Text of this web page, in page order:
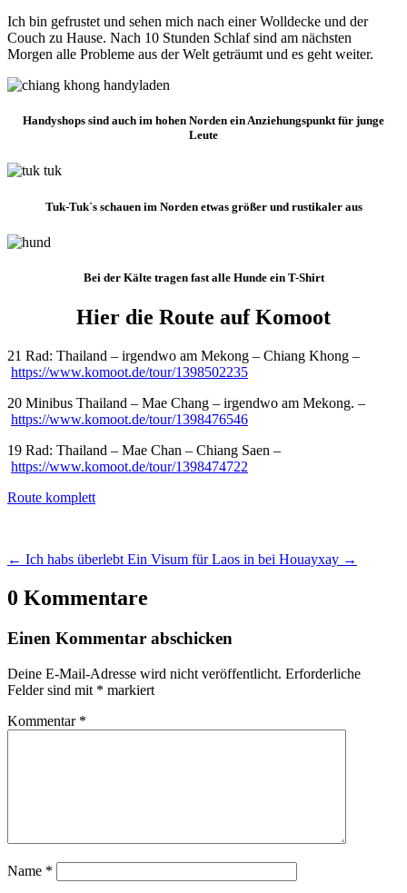
Ich bin gefrustet und sehen mich nach einer Wolldecke und der
Couch zu Hause. Nach 10 Stunden Schlaf sind am nächsten
Morgen alle Probleme aus der Welt geträumt und es geht weiter.
Handyshops sind auch im hohen Norden ein Anziehungspunkt für junge
Leute
Tuk-Tuk`s schauen im Norden etwas größer und rustikaler aus
Bei der Kälte tragen fast alle Hunde ein T-Shirt
Hier die Route auf Komoot
21 Rad: Thailand – irgendwo am Mekong – Chiang Khong –
https://www.komoot.de/tour/1398502235
20 Minibus Thailand – Mae Chang – irgendwo am Mekong. –
https://www.komoot.de/tour/1398476546
19 Rad: Thailand – Mae Chan – Chiang Saen –
https://www.komoot.de/tour/1398474722
Route komplett
← Ich habs überlebt Ein Visum für Laos in bei Houayxay →
0 Kommentare
Einen Kommentar abschicken
Deine E-Mail-Adresse wird nicht veröffentlicht. Erforderliche
Felder sind mit * markiert
Kommentar *
Name *